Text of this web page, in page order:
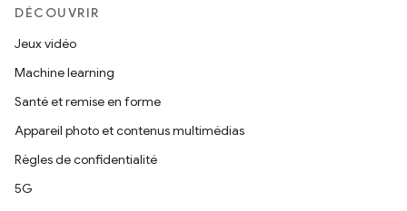
DÉCOUVRIR
Jeux vidéo
Machine learning
Santé et remise en forme
Appareil photo et contenus multimédias
Règles de confidentialité
5G